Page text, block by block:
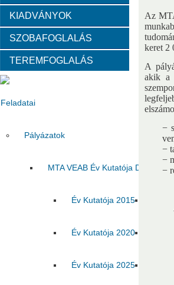
Szervezeti felépítése
Választott vezetők Akadémikusok
Tanácskozási jogú tagok SZMSZ
Feladatai
Pályázatok
MTA VEAB Év Kutatója Díj
Év Kutatója 2015
Év Kutatója 2020
Év Kutatója 2025
KIADVÁNYOK
SZOBAFOGLALÁS
TEREMFOGLALÁS
Az
keret 2
A
akik a
−
−
−
−